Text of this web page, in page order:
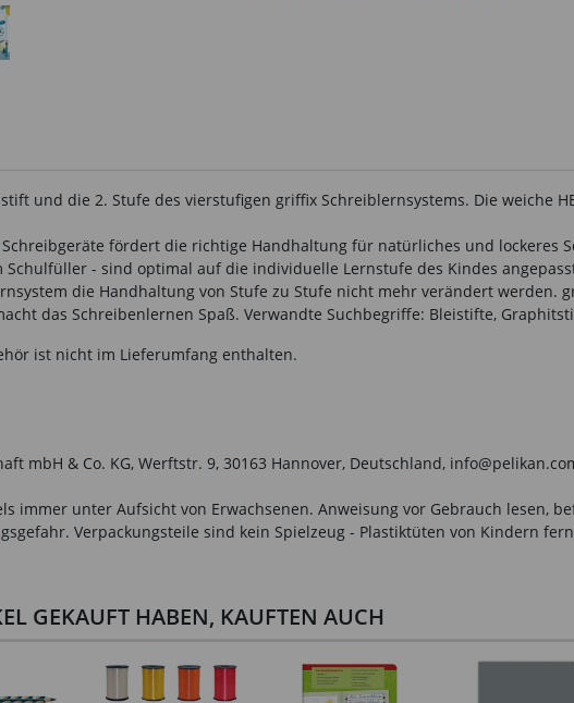
und die 2. Stufe des vierstufigen griffix Schreiblernsystems. Die weiche
fördert die richtige Handhaltung für natürliches und lockeres
- sind optimal auf die individuelle Lernstufe des Kindes
die Handhaltung von Stufe zu Stufe nicht mehr verändert
das Schreibenlernen Spaß. Verwandte Suchbegriffe: Bleistifte,
ist nicht im Lieferumfang enthalten.
mbH & Co. KG, Werftstr. 9, 30163 Hannover, Deutschland,
immer unter Aufsicht von Erwachsenen. Anweisung vor Gebrauch lesen,
Verpackungsteile sind kein Spielzeug - Plastiktüten von Kindern
GEKAUFT HABEN, KAUFTEN AUCH